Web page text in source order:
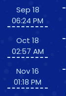
Sep 18
06:24 PM
Oct 18
02:57 AM
Nov 16
01:18 PM